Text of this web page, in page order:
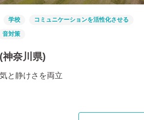
学校 コミュニケーションを活性化させる
音対策
奈川県)
と静けさを両立